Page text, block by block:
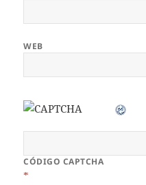
WEB
CÓDIGO CAPTCHA
*